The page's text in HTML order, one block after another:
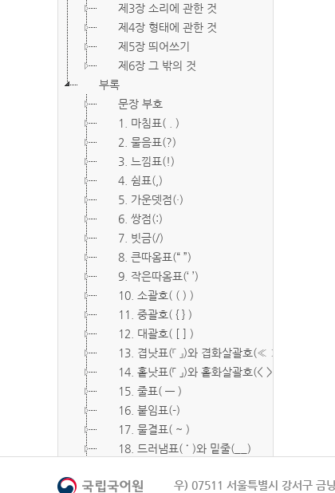
제3장 소리에 관한 것
제4장 형태에 관한 것
제5장 띄어쓰기
제6장 그 밖의 것
부록
문장 부호
1. 마침표( . )
2. 물음표(?)
3. 느낌표(!)
4. 쉼표(,)
5. 가운뎃점(·)
6. 쌍점(:)
7. 빗금(/)
8. 큰따옴표(“ ”)
9. 작은따옴표(‘ ’)
10. 소괄호( ( ) )
11. 중괄호( { } )
12. 대괄호( [ ] )
13. 겹낫표(『 』)와 겹화살괄호(≪ ≫)
14. 홑낫표(「 」)와 홑화살괄호(< >)
15. 줄표( ― )
16. 붙임표(-)
17. 물결표( ~ )
18. 드러냄표( ˙ )와 밑줄(__)
20. 빠짐표( □ )우) 07511 서울특별시 강서구 금